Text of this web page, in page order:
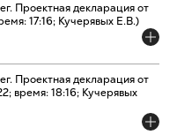
Проектная декларация от
17:16; Кучерявых Е.В.)
Проектная декларация от
время: 18:16; Кучерявых